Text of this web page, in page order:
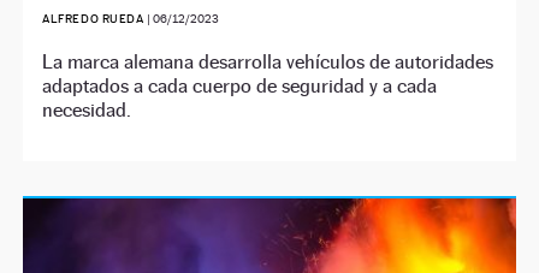
ALFREDO RUEDA | 06/12/2023
La marca alemana desarrolla vehículos de autoridades
adaptados a cada cuerpo de seguridad y a cada
necesidad.